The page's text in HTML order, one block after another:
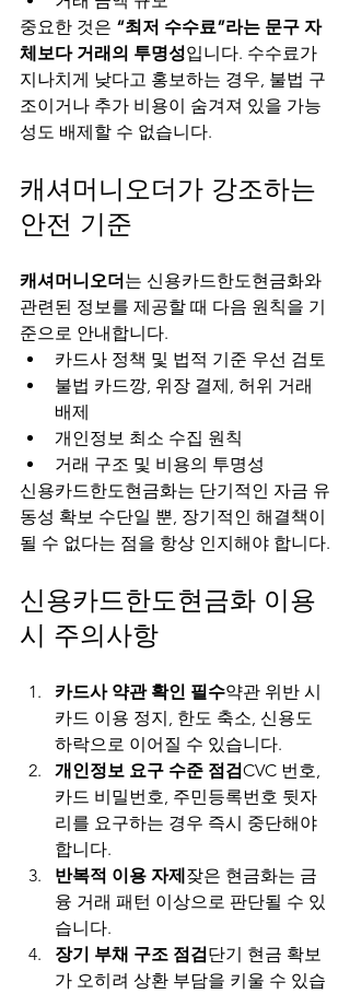
중요한 것은 “최저 수수료”라는 문구 자
체보다 거래의 투명성입니다. 수수료가
지나치게 낮다고 홍보하는 경우, 불법 구
조이거나 추가 비용이 숨겨져 있을 가능
성도 배제할 수 없습니다.
캐셔머니오더가 강조하는
안전 기준
캐셔머니오더는 신용카드한도현금화와
관련된 정보를 제공할 때 다음 원칙을 기
준으로 안내합니다.
카드사 정책 및 법적 기준 우선 검토
불법 카드깡, 위장 결제, 허위 거래
배제
개인정보 최소 수집 원칙
거래 구조 및 비용의 투명성
신용카드한도현금화는 단기적인 자금 유
동성 확보 수단일 뿐, 장기적인 해결책이
될 수 없다는 점을 항상 인지해야 합니다.
신용카드한도현금화 이용
시 주의사항
카드사 약관 확인 필수약관 위반 시
카드 이용 정지, 한도 축소, 신용도
하락으로 이어질 수 있습니다.
개인정보 요구 수준 점검CVC 번호,
카드 비밀번호, 주민등록번호 뒷자
리를 요구하는 경우 즉시 중단해야
합니다.
반복적 이용 자제잦은 현금화는 금
융 거래 패턴 이상으로 판단될 수 있
습니다.
장기 부채 구조 점검단기 현금 확보
가 오히려 상환 부담을 키울 수 있습